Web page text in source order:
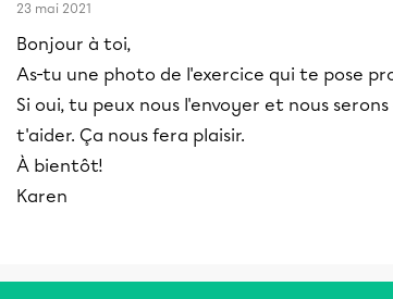
23 mai 2021
Bonjour à toi,
As-tu une photo de l'exercice qui te pose
Si oui, tu peux nous l'envoyer et nous
t'aider. Ça nous fera plaisir.
À bientôt!
Karen